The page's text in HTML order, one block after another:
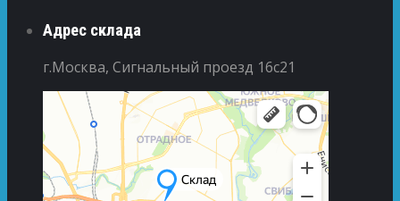
Адрес склада
г.Москва, Сигнальный проезд 16с21